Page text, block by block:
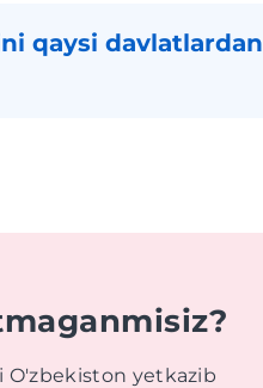
qaysi davlatlardan
O'zbekiston yetkazib